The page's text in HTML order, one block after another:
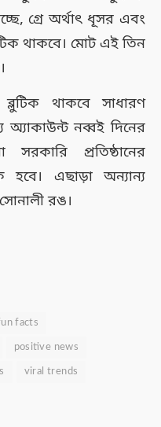
গ্রে অর্থাৎ ধূসর এবং
থাকবে। মোট এই তিন
থাকবে সাধারণ
নব্বই দিনের
প্রতিষ্ঠানের
হবে। এছাড়া অন্যান্য
রঙ।
facts
positive news
viral trends